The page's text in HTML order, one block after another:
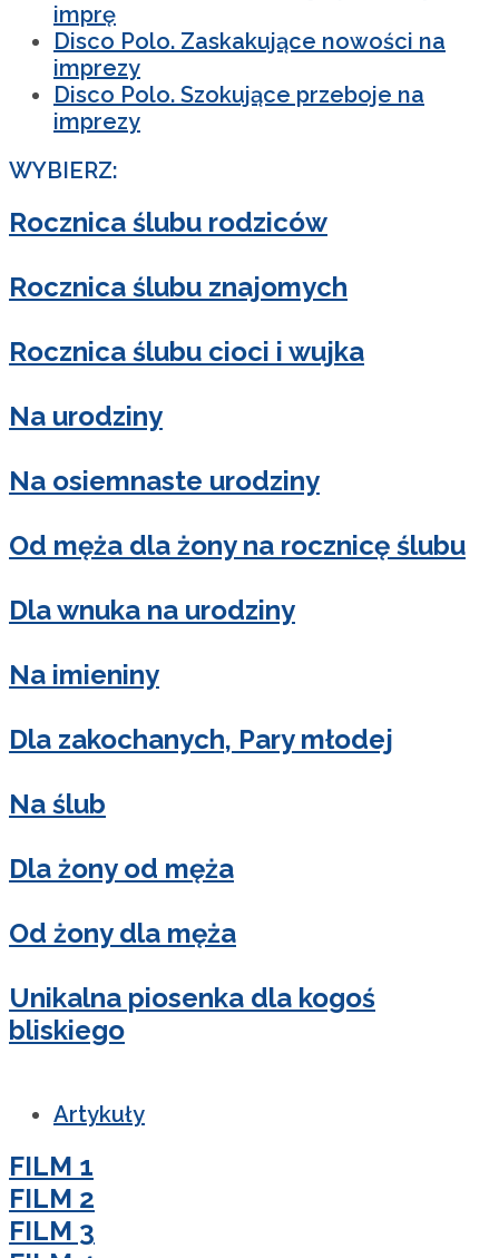
imprę
Disco Polo. Zaskakujące nowości na
imprezy
Disco Polo. Szokujące przeboje na
imprezy
WYBIERZ:
Rocznica ślubu rodziców
Rocznica ślubu znajomych
Rocznica ślubu cioci i wujka
Na urodziny
Na osiemnaste urodziny
Od męża dla żony na rocznicę ślubu
Dla wnuka na urodziny
Na imieniny
Dla zakochanych, Pary młodej
Na ślub
Dla żony od męża
Od żony dla męża
Unikalna piosenka dla kogoś
bliskiego
Artykuły
FILM 1
FILM 2
FILM 3